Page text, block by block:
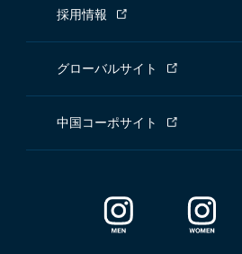
採用情報
グローバルサイト
中国コーポサイト